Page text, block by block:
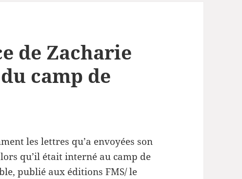
de Zacharie
camp de
les lettres qu’a envoyées son
qu’il était interné au camp de
publié aux éditions FMS/ le